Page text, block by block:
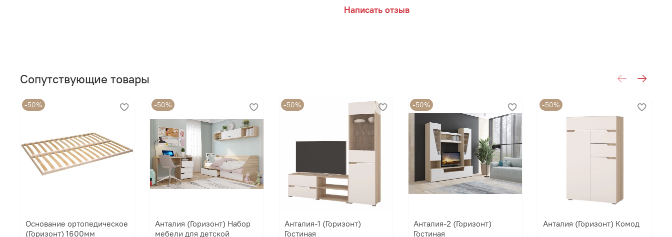
Написать отзыв
Сопутствующие товары
-50%
Основание ортопедическое
(Горизонт) 1600мм
-50%
Анталия (Горизонт) Набор
мебели для детской
-50%
Анталия-1 (Горизонт)
Гостиная
-50%
Анталия-2 (Горизонт)
Гостиная
-50%
Анталия (Горизонт) Комод